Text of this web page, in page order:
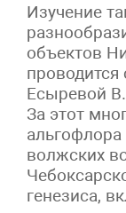
Изучение
объектов
проводится
Есыревой
За этот
альгофлора
волжских
генезиса,